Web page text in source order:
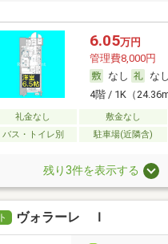
6.05万円
管理費8,000円
なし
なし
4階 / 1K（
礼金なし 敷金なし
バス・トイレ別
駐車場(近隣含)
残り3件を表示する
ヴォラーレ Ｉ